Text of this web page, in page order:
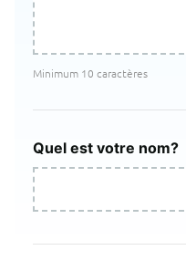
Minimum 10 caractères
Quel est votre nom?